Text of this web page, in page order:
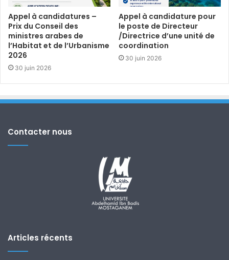
Appel à candidatures –
Prix du Conseil des
ministres arabes de
l’Habitat et de l’Urbanisme
2026
30 juin 2026
Appel à candidature pour
le poste de Directeur
/Directrice d’une unité de
coordination
30 juin 2026
Contacter nous
Articles récents